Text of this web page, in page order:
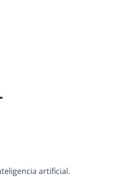
artificial.